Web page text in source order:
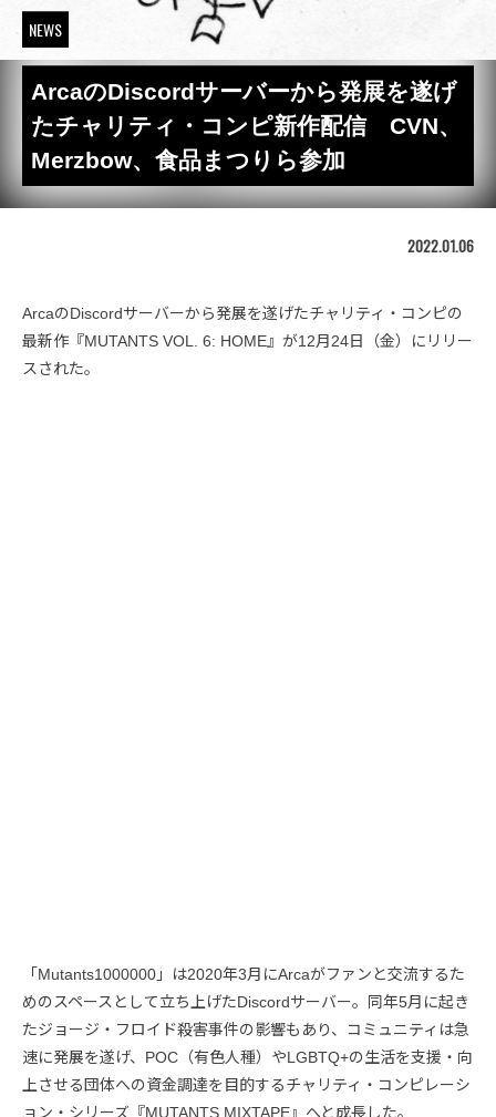
NEWS
ArcaのDiscordサーバーから発展を遂げ
たチャリティ・コンピ新作配信 CVN、
Merzbow、食品まつりら参加
2022.01.06
ArcaのDiscordサーバーから発展を遂げたチャリティ・コンピの
最新作『MUTANTS VOL. 6: HOME』が12月24日（金）にリリー
スされた。
「Mutants1000000」は2020年3月にArcaがファンと交流するた
めのスペースとして立ち上げたDiscordサーバー。同年5月に起き
たジョージ・フロイド殺害事件の影響もあり、コミュニティは急
速に発展を遂げ、POC（有色人種）やLGBTQ+の生活を支援・向
上させる団体への資金調達を目的するチャリティ・コンピレーシ
ョン・シリーズ『MUTANTS MIXTAPE』へと成長した。